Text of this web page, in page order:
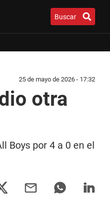
Buscar
25 de mayo de 2026 - 17:32
otra
Boys por 4 a 0 en el